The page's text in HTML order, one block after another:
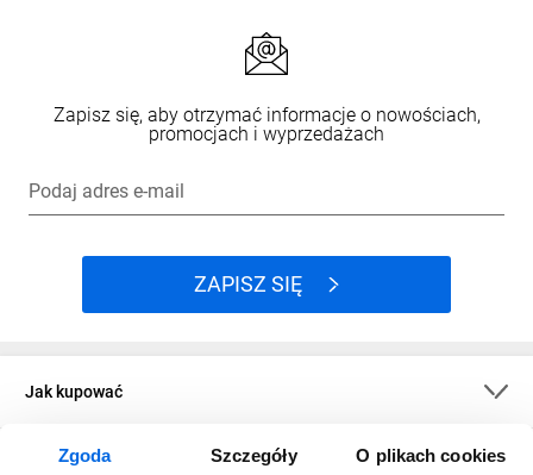
Zgoda Szczegóły O plikach cookies
Zapisz się, aby otrzymać informacje o nowościach,
promocjach i wyprzedażach
Podaj adres e-mail
ZAPISZ SIĘ
Jak kupować
O firmie